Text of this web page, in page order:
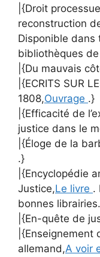
|{Droit
reconstruction
Disponible dans
bibliothèques
|{Du mauvais
|{ECRITS SUR
1808,Ouvrage .}
|{Efficacité de
justice dans le
|{Éloge de la
.}
|{Encyclopédie
Justice,Le livre .
bonnes
|{En-quête de
|{Enseignement
allemand,A voir